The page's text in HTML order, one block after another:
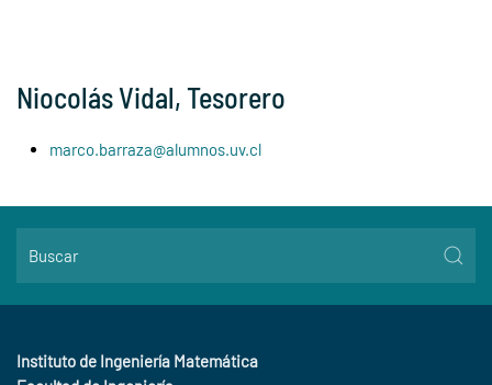
Niocolás Vidal, Tesorero
marco.barraza@alumnos.uv.cl
Instituto de Ingeniería Matemática